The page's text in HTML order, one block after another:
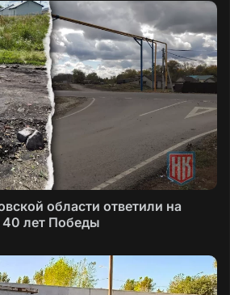
области ответили на
лет Победы